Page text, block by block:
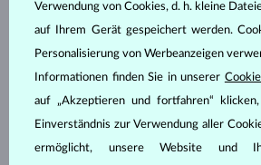
MORGANIT & DIAMANTEN
3 996 €
MORGANIT &
AUF LAGER AUF LAGER
Verwendung von Cookies, d. h. kleine
auf Ihrem Gerät gespeichert werden.
Personalisierung von Werbeanzeigen
Informationen finden Sie in unserer
auf „Akzeptieren und fortfahren“
Einverständnis zur Verwendung aller
ermöglicht, unsere Website und